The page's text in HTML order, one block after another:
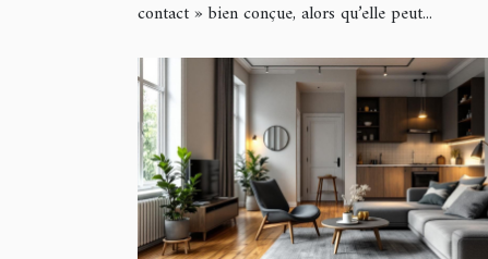
contact » bien conçue, alors qu’elle peut...